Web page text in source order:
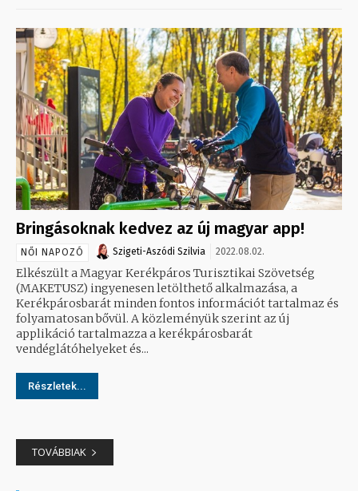
Bringásoknak kedvez az új magyar app!
NŐI NAPOZÓ Szigeti-Aszódi Szilvia 2022.08.02.
Elkészült a Magyar Kerékpáros Turisztikai Szövetség
(MAKETUSZ) ingyenesen letölthető alkalmazása, a
Kerékpárosbarát minden fontos információt tartalmaz és
folyamatosan bővül. A közleményük szerint az új
applikáció tartalmazza a kerékpárosbarát
vendéglátóhelyeket és...
Részletek...
TOVÁBBIAK